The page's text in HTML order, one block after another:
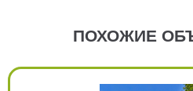
ПОХОЖИЕ